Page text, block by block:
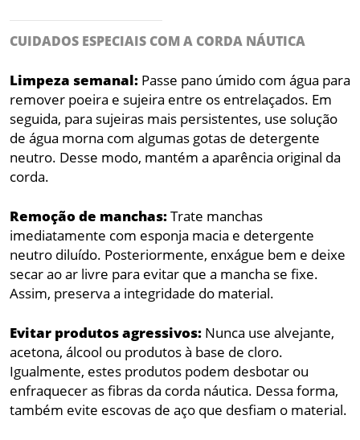
CUIDADOS ESPECIAIS COM A CORDA NÁUTICA
Limpeza semanal: Passe pano úmido com água para
remover poeira e sujeira entre os entrelaçados. Em
seguida, para sujeiras mais persistentes, use solução
de água morna com algumas gotas de detergente
neutro. Desse modo, mantém a aparência original da
corda.
Remoção de manchas:Trate manchas
imediatamente com esponja macia e detergente
neutro diluído. Posteriormente, enxágue bem e deixe
secar ao ar livre para evitar que a mancha se fixe.
Assim, preserva a integridade do material.
Evitar produtos agressivos: Nunca use alvejante,
acetona, álcool ou produtos à base de cloro.
Igualmente, estes produtos podem desbotar ou
enfraquecer as fibras da corda náutica. Dessa forma,
também evite escovas de aço que desfiam o material.